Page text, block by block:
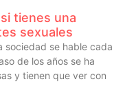
tienes una
sexuales
sociedad se hable cada
de los años se ha
y tienen que ver con